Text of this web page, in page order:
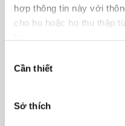
hợp thông tin này với
cho họ hoặc họ thu thập
chọn
Cần thiết
Sở thích